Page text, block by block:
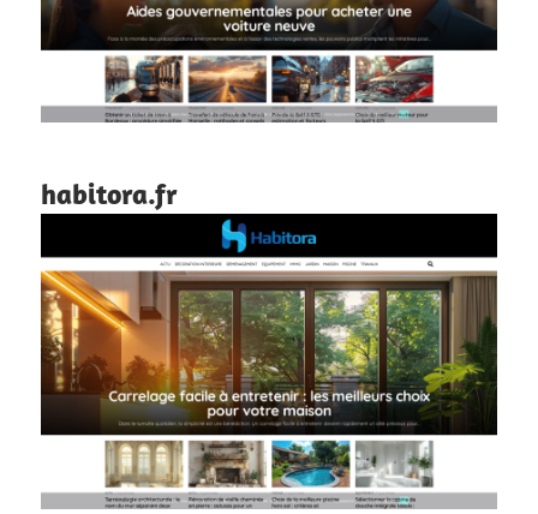
habitora.fr